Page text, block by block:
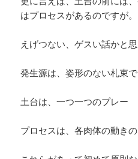
はプロセスがあるのですが。
えげつない、ゲスい話かと
発生源は、姿形のない札束で
土台は、一つ一つのプレー
プロセスは、各肉体の動き